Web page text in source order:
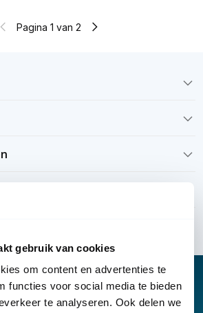
gebruik van cookies
om content en advertenties te
functies voor social media te bieden
te analyseren. Ook delen we
Pagina 1 van 2